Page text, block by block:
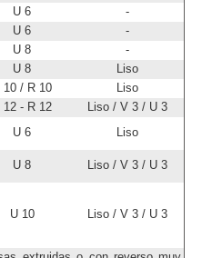
U 6
-
U 6
-
U 8
-
U 8
Liso
10 / R 10
Liso
12 - R 12
Liso / V 3 / U 3
U 6 Liso
U 8 Liso / V 3 / U 3
U 10 Liso / V 3 / U 3